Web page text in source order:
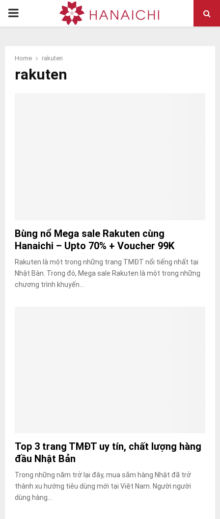
PRIMARY
Home rakuten
rakuten
Bùng nổ Mega sale Rakuten cùng
Hanaichi – Upto 70% + Voucher 99K
Rakuten là một trong những trang TMĐT nổi tiếng nhất tại
Nhật Bàn. Trong đó, Mega sale Rakuten là một trong những
chương trình khuyến...
Top 3 trang TMĐT uy tín, chất lượng hàng
đầu Nhật Bản
Trong những năm trở lại đây, mua sắm hàng Nhật đã trở
thành xu hướng tiêu dùng mới tại Việt Nam. Người người
dùng hàng...